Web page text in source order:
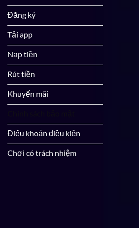
Đăng ký
Tải app
Nạp tiền
Rút tiền
Khuyến mãi
Điểu khoản điều kiện
Chơi có trách nhiệm